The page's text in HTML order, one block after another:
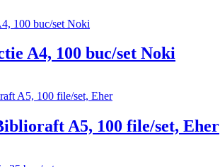
A4, 100 buc/set Noki
A5, 100 file/set, Eher